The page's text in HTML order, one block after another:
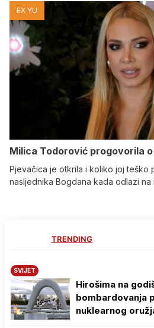
EX YU
Milica Todorović progovorila
Pjevačica je otkrila i koliko joj teško
nasljednika Bogdana kada odlazi na
TRENDING
SVIJET
Hirošima na
bombardovanja
nuklearnog